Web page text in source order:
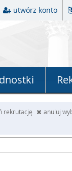
utwórz konto
rekrutację
anuluj